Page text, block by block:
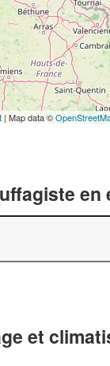
| Map data ©
et